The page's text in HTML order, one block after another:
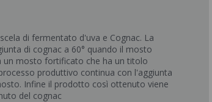
di fermentato d'uva e Cognac. La
di cognac a 60° quando il mosto
un mosto fortificato che ha un titolo
produttivo continua con l'aggiunta
Infine il prodotto così ottenuto viene
del cognac